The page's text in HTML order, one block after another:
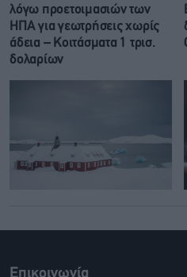
λόγω προετοιμασιών των
ΗΠΑ για γεωτρήσεις χωρίς
άδεια – Κοιτάσματα 1 τρισ.
δολαρίων
Επικοινωνία